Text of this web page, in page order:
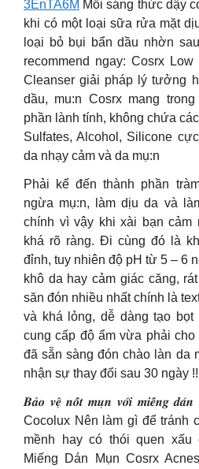
3EnTA6M Mỗi sáng thức dậy
khi có một loại sữa rửa mặt
loại bỏ bụi bẩn dầu nhờn
recommend ngay: Cosrx
Cleanser giải pháp lý tưởng
dầu, mu:n Cosrx mang
phần lành tính, không chứa
Sulfates, Alcohol, Silicone
da nhạy cảm và da mụ:n
Phải kể đến thành phần
ngừa mụ:n, làm dịu da và
chính vì vậy khi xài bạn cảm
khá rõ ràng. Đi cùng đó là
đỉnh, tuy nhiên độ pH từ 5 – 6
khô da hay cảm giác căng,
săn đón nhiều nhất chính là
và khá lỏng, dễ dàng tạo
cung cấp độ ẩm vừa phải
đã sẵn sàng đón chào làn da
nhận sự thay đổi sau 30 ngày !!
𝑩𝒂̉𝒐 𝒗𝒆̣̂ 𝒏𝒐̂́𝒕 𝒎𝒖̣𝒏 𝒗𝒐̛́𝒊 𝒎𝒊𝒆̂́𝒏𝒈
Cocolux Nên làm gì để tránh
mềnh hay có thói quen
Miếng Dán Mụn Cosrx